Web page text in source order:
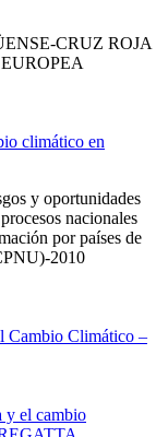
ROJA
climático en
y oportunidades
nacionales
por países de
2010
Cambio Climático –
y el cambio